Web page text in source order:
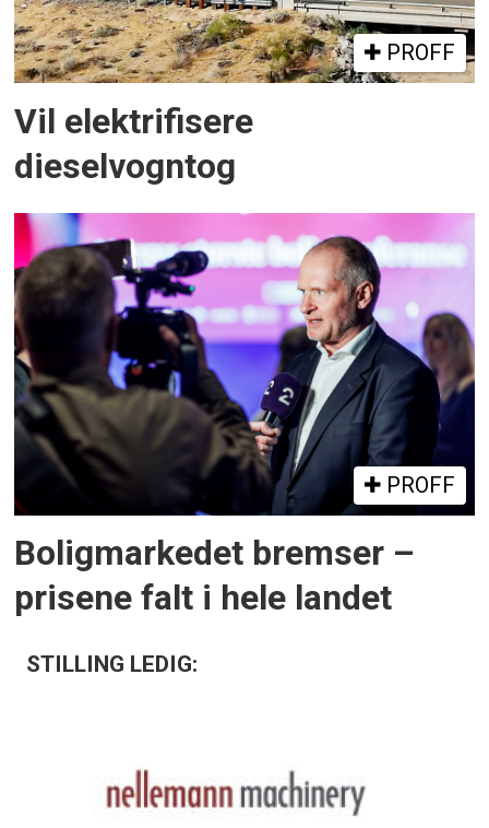
PROFF
Vil elektrifisere
dieselvogntog
PROFF
Boligmarkedet bremser –
prisene falt i hele landet
STILLING LEDIG: